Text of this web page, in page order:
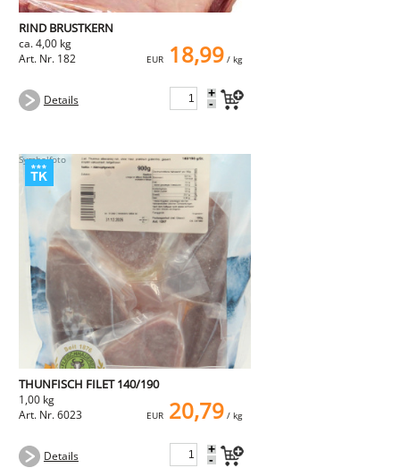
RIND BRUSTKERN
ca. 4,00 kg
Art. Nr. 182
EUR 18,99/ kg
Details +
-
THUNFISCH FILET 140/190
1,00 kg
Art. Nr. 6023
EUR 20,79/ kg
Details +
-